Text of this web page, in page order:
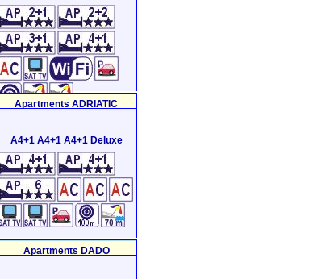
Apartments ADRIATIC
A4+1 A4+1 A4+1 Deluxe
Apartments DADO